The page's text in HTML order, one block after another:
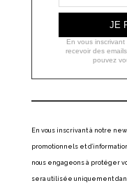
JE
En vous
recevoir des
pouvez
En vous inscrivant à notre
promotionnels et
nous engageons à protéger
sera utilisée uniquement